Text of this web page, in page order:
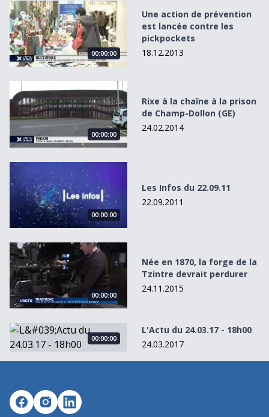
Une action de prévention est lancée contre les
00:00:00
Une action de prévention
est lancée contre les
pickpockets
18.12.2013
Rixe à la chaîne à la prison de Champ-Dollon (GE)
00:00:00
Rixe à la chaîne à la prison
de Champ-Dollon (GE)
24.02.2014
Les Infos du 22.09.11
00:00:00
Les Infos du 22.09.11
22.09.2011
Née en 1870, la forge de la Tzintre devrait perdurer
00:00:00
Née en 1870, la forge de la
Tzintre devrait perdurer
24.11.2015
L&#039;Actu du 24.03.17 - 18h00
00:00:00
L'Actu du 24.03.17 - 18h00
24.03.2017